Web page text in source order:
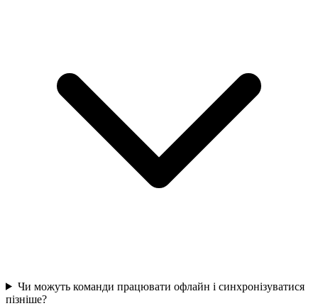
Чи можуть команди працювати офлайн і синхронізуватися
пізніше?